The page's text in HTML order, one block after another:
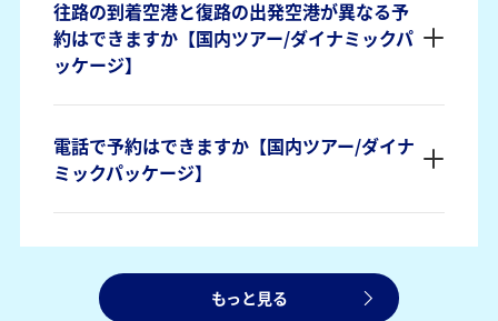
往路の到着空港と復路の出発空港が異なる予
約はできますか【国内ツアー/ダイナミックパ
ッケージ】
電話で予約はできますか【国内ツアー/ダイナ
ミックパッケージ】
もっと見る